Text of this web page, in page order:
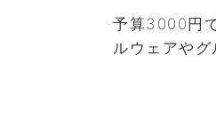
予算3000円
ルウェアや